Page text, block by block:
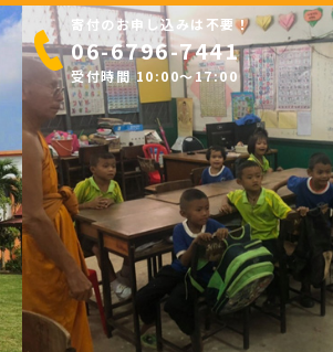
寄付のお申し込みは不要！
06-6796-7441
受付時間 10:00〜17:00